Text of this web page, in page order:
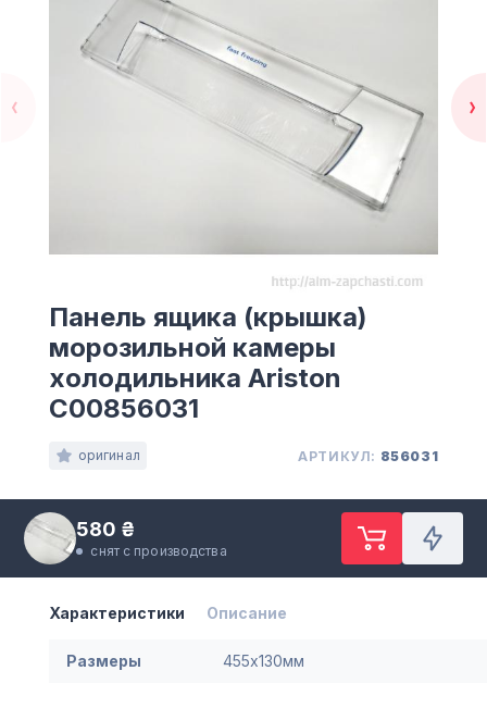
Панель ящика (крышка)
морозильной камеры
холодильника Ariston
C00856031
оригинал АРТИКУЛ: 856031
580 ₴
снят с производства
Характеристики Описание
Размеры 455х130мм